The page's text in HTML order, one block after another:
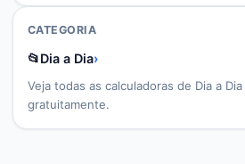
CATEGORIA
📂Dia a Dia›
Veja todas as calculadoras de Dia a Dia
gratuitamente.